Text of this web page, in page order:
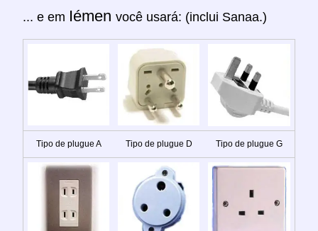
... e em Iémen você usará: (inclui Sanaa.)
Tipo de plugue A Tipo de plugue D Tipo de plugue G